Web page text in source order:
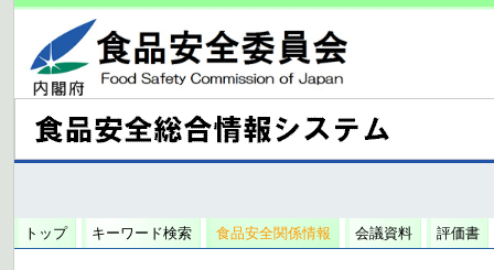
トップ キーワード検索 食品安全関係情報 会議資料 評価書